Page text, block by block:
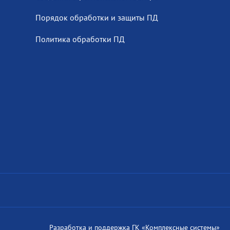
Порядок обработки и защиты ПД
Политика обработки ПД
Разработка и поддержка ГК «Комплексные системы»